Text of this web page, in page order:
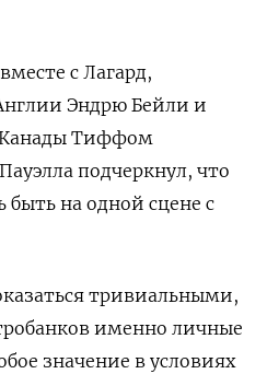
с Лагард,
Эндрю Бейли и
Канады Тиффом
подчеркнул, что
быть на одной сцене с
тривиальными,
именно личные
значение в условиях